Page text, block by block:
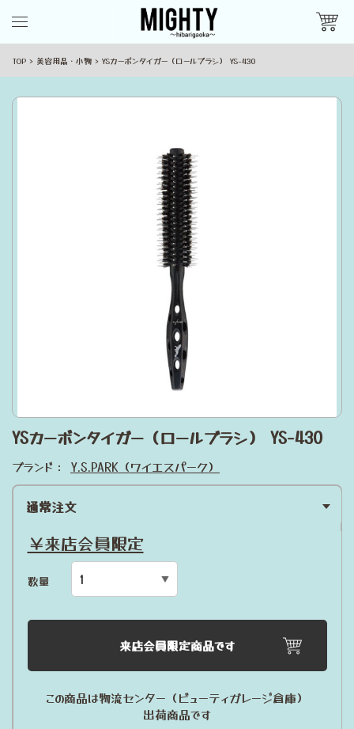
TOP 美容用品・小物 YSカーボンタイガー（ロールブラシ） YS-430
YSカーボンタイガー（ロールブラシ） YS-430
ブランド： Y.S.PARK（ワイエスパーク）
通常注文
￥来店会員限定
数量
来店会員限定商品です
この商品は物流センター（ビューティガレージ倉庫）
出荷商品です